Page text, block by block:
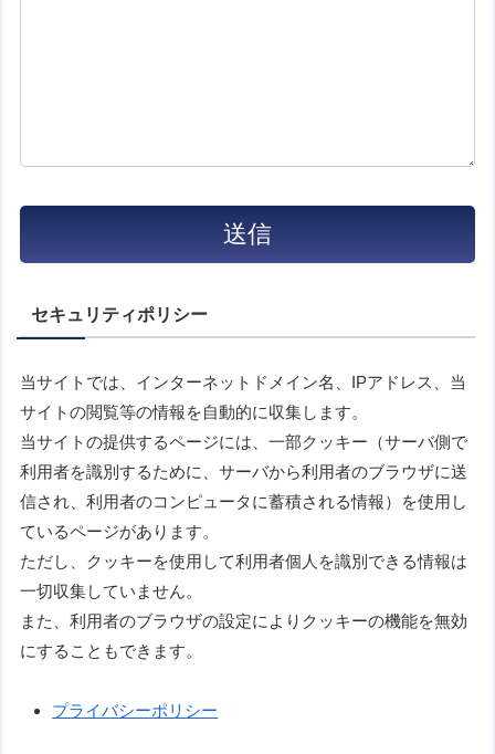
セキュリティポリシー
当サイトでは、インターネットドメイン名、IPアドレス、当
サイトの閲覧等の情報を自動的に収集します。
当サイトの提供するページには、一部クッキー（サーバ側で
利用者を識別するために、サーバから利用者のブラウザに送
信され、利用者のコンピュータに蓄積される情報）を使用し
ているページがあります。
ただし、クッキーを使用して利用者個人を識別できる情報は
一切収集していません。
また、利用者のブラウザの設定によりクッキーの機能を無効
にすることもできます。
プライバシーポリシー